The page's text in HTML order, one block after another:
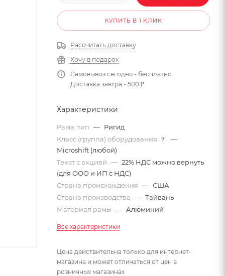
КУПИТЬ В 1 КЛИК
Рассчитать доставку
Хочу в подарок
Самовывоз сегодня - бесплатно
Доставка завтра - 500 ₽
Характеристики
Рама: тип — Ригид
Класс (группа) оборудования
?
—
Microshift (любой)
Текст с акцией — 22% НДС можно вернуть
(для ООО и ИП с НДС)
Страна происхождения — США
Страна производства — Тайвань
Материал рамы — Алюминий
Все характеристики
Цена действительна только для интернет-
магазина и может отличаться от цен в
розничных магазинах